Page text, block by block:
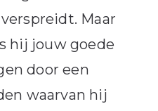
Maar
hij jouw goede
door een
waarvan hij